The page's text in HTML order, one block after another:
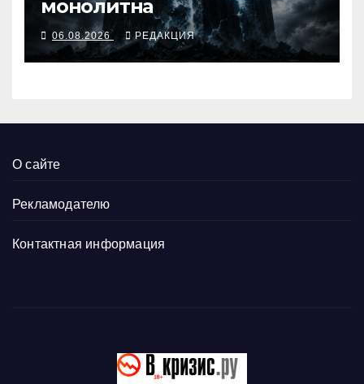
монолитна
06.08.2026 РЕДАКЦИЯ
О сайте
Рекламодателю
Контактная информация